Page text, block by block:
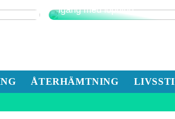
igång med löpning
ÅTERHÄMTNING